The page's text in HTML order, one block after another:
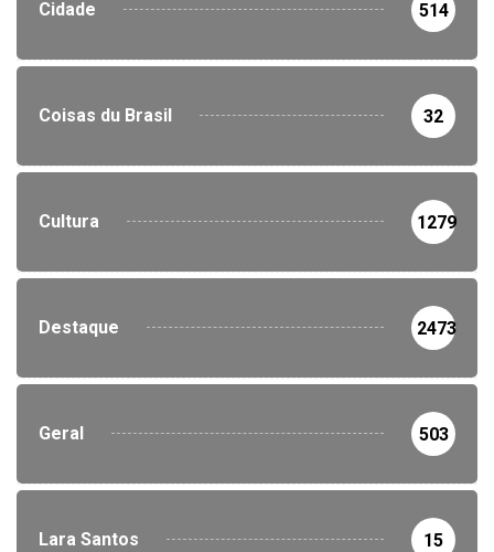
Cidade 514
Coisas du Brasil 32
Cultura 1279
Destaque 2473
Geral 503
Lara Santos 15